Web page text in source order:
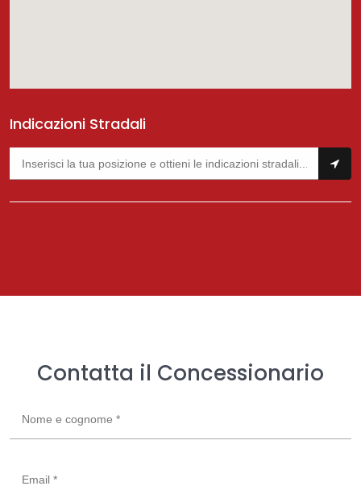
Indicazioni Stradali
Contatta il Concessionario